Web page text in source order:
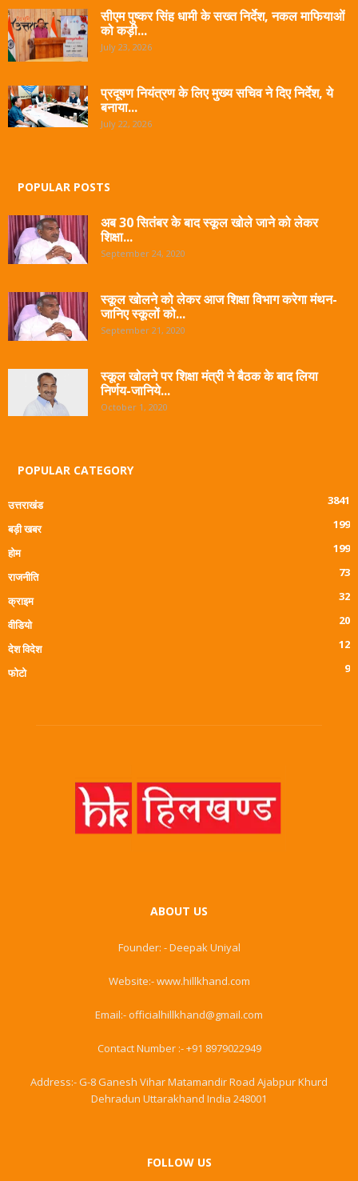
सीएम पुष्कर सिंह धामी के सख्त निर्देश, नकल माफियाओं
को कड़ी...
July 23, 2026
प्रदूषण नियंत्रण के लिए मुख्य सचिव ने दिए निर्देश, ये
बनाया...
July 22, 2026
POPULAR POSTS
अब 30 सितंबर के बाद स्कूल खोले जाने को लेकर
शिक्षा...
September 24, 2020
स्कूल खोलने को लेकर आज शिक्षा विभाग करेगा मंथन-
जानिए स्कूलों को...
September 21, 2020
स्कूल खोलने पर शिक्षा मंत्री ने बैठक के बाद लिया
निर्णय-जानिये...
October 1, 2020
POPULAR CATEGORY
उत्तराखंड
3841
बड़ी खबर
199
होम
199
राजनीति
73
क्राइम
32
वीडियो
20
देश विदेश
12
फोटो
9
ABOUT US
Founder: - Deepak Uniyal
Website:- www.hillkhand.com
Email:- officialhillkhand@gmail.com
Contact Number :- +91 8979022949
Address:- G-8 Ganesh Vihar Matamandir Road Ajabpur Khurd
Dehradun Uttarakhand India 248001
FOLLOW US